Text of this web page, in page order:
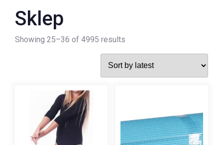
Sklep
Showing 25–36 of 4995 results